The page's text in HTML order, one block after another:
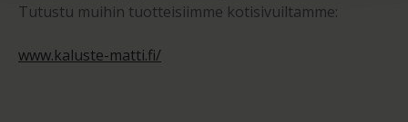
Tutustu muihin tuotteisiimme kotisivuiltamme:
www.kaluste-matti.fi/